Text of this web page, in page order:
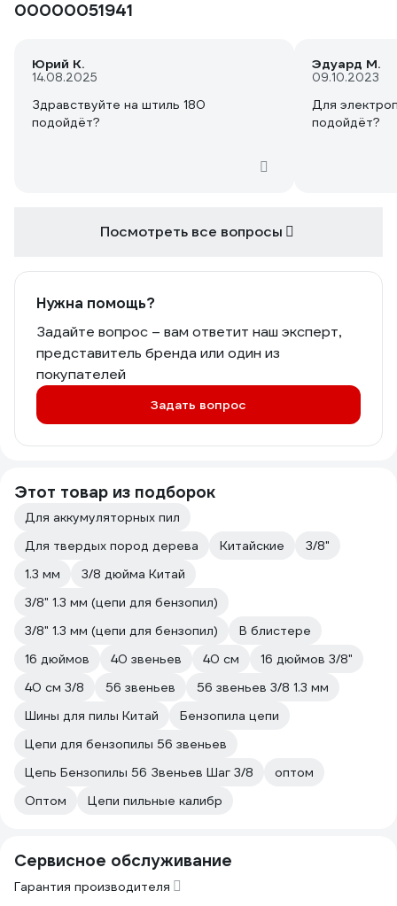
00000051941
Юрий К.
14.08.2025
Здравствуйте на штиль 180
подойдёт?
Эдуард М.
09.10.2023
Для
подойдёт?
Посмотреть все вопросы
Нужна помощь?
Задайте вопрос – вам ответит наш эксперт,
представитель бренда или один из
покупателей
Задать вопрос
Этот товар из подборок
Для аккумуляторных пил
Для твердых пород дерева
Китайские
3/8"
1.3 мм
3/8 дюйма Китай
3/8" 1.3 мм (цепи для бензопил)
3/8" 1.3 мм (цепи для бензопил)
В блистере
16 дюймов
40 звеньев 40 см
16 дюймов 3/8"
40 см 3/8
56 звеньев
56 звеньев 3/8 1.3 мм
Шины для пилы Китай
Бензопила цепи
Цепи для бензопилы 56 звеньев
Цепь Бензопилы 56 Звеньев Шаг 3/8
оптом
Оптом
Цепи пильные калибр
Сервисное обслуживание
Гарантия производителя